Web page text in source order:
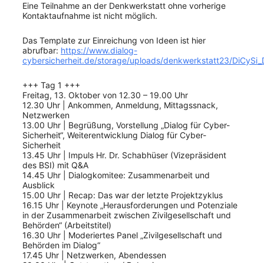
Eine Teilnahme an der Denkwerkstatt ohne vorherige
Kontaktaufnahme ist nicht möglich.
Das Template zur Einreichung von Ideen ist hier
abrufbar: https://www.dialog-
cybersicherheit.de/storage/uploads/denkwerkstatt23/
+++ Tag 1 +++
Freitag, 13. Oktober von 12.30 – 19.00 Uhr
12.30 Uhr | Ankommen, Anmeldung, Mittagssnack,
Netzwerken
13.00 Uhr | Begrüßung, Vorstellung „Dialog für Cyber-
Sicherheit“, Weiterentwicklung Dialog für Cyber-
Sicherheit
13.45 Uhr | Impuls Hr. Dr. Schabhüser (Vizepräsident
des BSI) mit Q&A
14.45 Uhr | Dialogkomitee: Zusammenarbeit und
Ausblick
15.00 Uhr | Recap: Das war der letzte Projektzyklus
16.15 Uhr | Keynote „Herausforderungen und Potenziale
in der Zusammenarbeit zwischen Zivilgesellschaft und
Behörden“ (Arbeitstitel)
16.30 Uhr | Moderiertes Panel „Zivilgesellschaft und
Behörden im Dialog“
17.45 Uhr | Netzwerken, Abendessen